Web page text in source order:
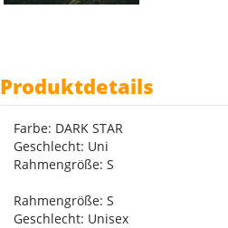
Produktdetails
Farbe: DARK STAR
Geschlecht: Uni
Rahmengröße: S
Rahmengröße: S
Geschlecht: Unisex